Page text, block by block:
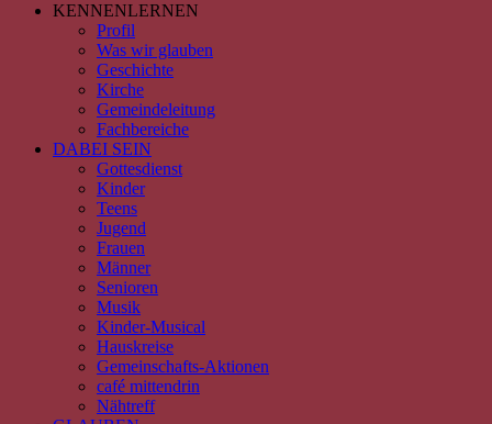
KENNENLERNEN
Profil
Was wir glauben
Geschichte
Kirche
Gemeindeleitung
Fachbereiche
DABEI SEIN
Gottesdienst
Kinder
Teens
Jugend
Frauen
Männer
Senioren
Musik
Kinder-Musical
Hauskreise
Gemeinschafts-Aktionen
café mittendrin
Nähtreff